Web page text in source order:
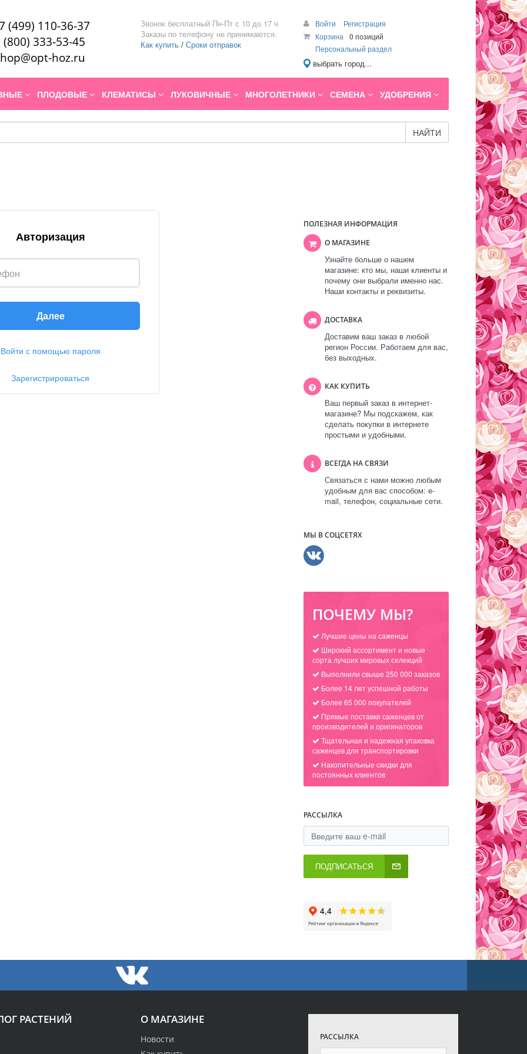
(499) 110-36-37
(800) 333-53-45
hoz.ru
Звонок бесплатный Пн-Пт с 10 до 17 ч
Заказы по телефону не принимаются.
Как купить / Сроки отправок
Войти
Регистрация
Корзина
0 позиций
Персональный раздел
выбрать город...
ПЛОДОВЫЕ КЛЕМАТИСЫ ЛУКОВИЧНЫЕ МНОГОЛЕТНИКИ СЕМЕНА УДОБРЕНИЯ
НАЙТИ
Авторизация
Далее
Войти с помощью пароля
Зарегистрироваться
ПОЛЕЗНАЯ ИНФОРМАЦИЯ
О МАГАЗИНЕ
Узнайте больше о нашем
магазине: кто мы, наши клиенты и
почему они выбрали именно нас.
Наши контакты и реквизиты.
ДОСТАВКА
Доставим ваш заказ в любой
регион России. Работаем для вас,
без выходных.
КАК КУПИТЬ
Ваш первый заказ в интернет-
магазине? Мы подскажем, как
сделать покупки в интернете
простыми и удобными.
ВСЕГДА НА СВЯЗИ
Связаться с нами можно любым
удобным для вас способом: e-
mail, телефон, социальные сети.
МЫ В СОЦСЕТЯХ
ПОЧЕМУ МЫ?
Лучшие цены на саженцы
Широкий ассортимент и новые
сорта лучших мировых селекций
Выполнили свыше 250 000 заказов
Более 14 лет успешной работы
Более 65 000 покупателей
Прямые поставки саженцев от
производителей и оригинаторов
Тщательная и надежная упаковка
саженцев для транспортировки
Накопительные скидки для
постоянных клиентов
РАССЫЛКА
ПОДПИСАТЬСЯ
О МАГАЗИНЕ
Новости
РАСТЕНИЙ
РАССЫЛКА